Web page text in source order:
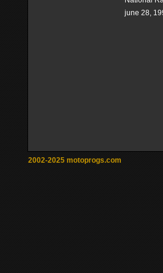
june 28,
2002-2025 motoprogs.com